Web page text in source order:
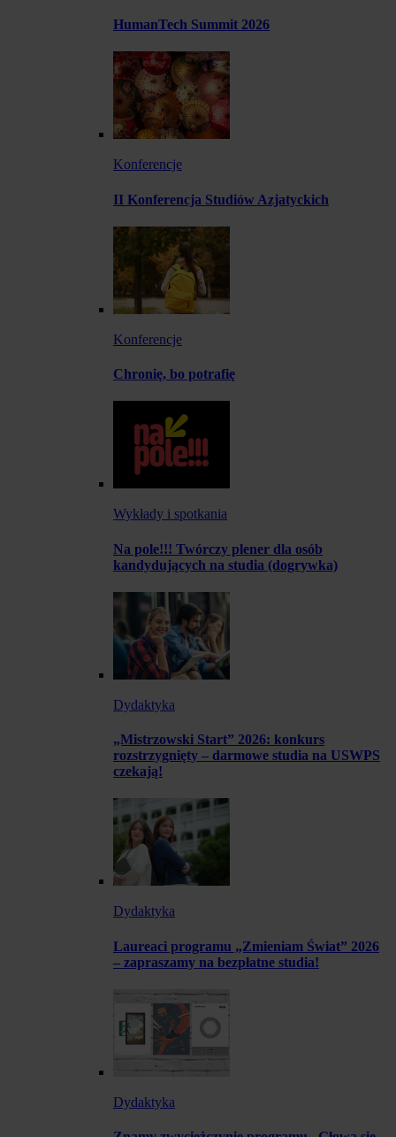
HumanTech Summit 2026
Konferencje
II Konferencja Studiów Azjatyckich
Konferencje
Chronię, bo potrafię
Wykłady i spotkania
Na pole!!! Twórczy plener dla osób
kandydujących na studia (dogrywka)
Dydaktyka
„Mistrzowski Start” 2026: konkurs
rozstrzygnięty – darmowe studia na USWPS
czekają!
Dydaktyka
Laureaci programu „Zmieniam Świat” 2026
– zapraszamy na bezpłatne studia!
Dydaktyka